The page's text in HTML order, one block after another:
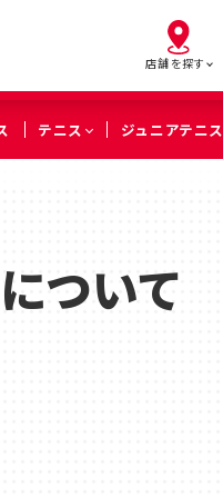
店舗を探す
橋本
テニス ジュニアテニス
ついて